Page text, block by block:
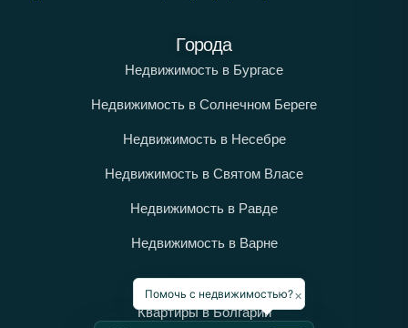
Города
Недвижимость в Бургасе
Недвижимость в Солнечном Береге
Недвижимость в Несебре
Недвижимость в Святом Власе
Недвижимость в Равде
Недвижимость в Варне
Категории
Квартиры в Болгарии
×
Помочь с недвижимостью?